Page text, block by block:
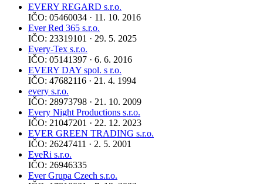
EVERY REGARD s.r.o.
IČO: 05460034 · 11. 10. 2016
Ever Red 365 s.r.o.
IČO: 23319101 · 29. 5. 2025
Every-Tex s.r.o.
IČO: 05141397 · 6. 6. 2016
EVERY DAY spol. s r.o.
IČO: 47682116 · 21. 4. 1994
every s.r.o.
IČO: 28973798 · 21. 10. 2009
Every Night Productions s.r.o.
IČO: 21047201 · 22. 12. 2023
EVER GREEN TRADING s.r.o.
IČO: 26247411 · 2. 5. 2001
EveRi s.r.o.
IČO: 26946335
Ever Grupa Czech s.r.o.